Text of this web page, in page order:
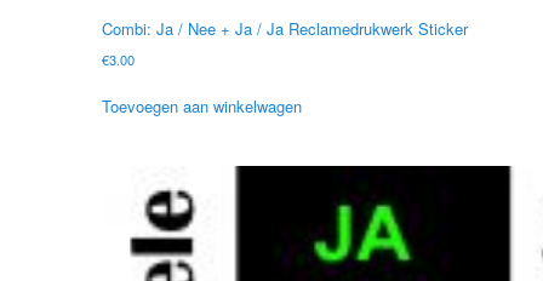
Combi: Ja / Nee + Ja / Ja Reclamedrukwerk Sticker
€3.00
Toevoegen aan winkelwagen